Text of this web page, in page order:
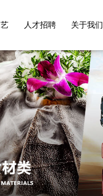
人才招聘 关于我们